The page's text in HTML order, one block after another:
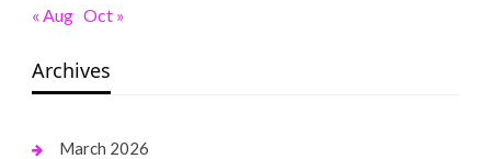
« Aug Oct »
Archives
March 2026